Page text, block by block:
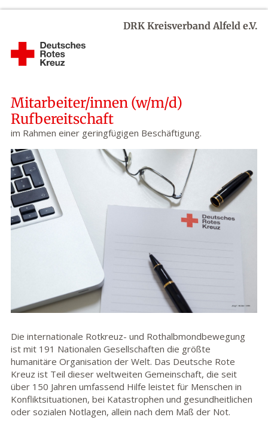
DRK Kreisverband Alfeld e.V.
Mitarbeiter/innen (w/m/d)
Rufbereitschaft
im Rahmen einer geringfügigen Beschäftigung.
Die internationale Rotkreuz- und Rothalbmondbewegung
ist mit 191 Nationalen Gesellschaften die größte
humanitäre Organisation der Welt. Das Deutsche Rote
Kreuz ist Teil dieser weltweiten Gemeinschaft, die seit
über 150 Jahren umfassend Hilfe leistet für Menschen in
Konfliktsituationen, bei Katastrophen und gesundheitlichen
oder sozialen Notlagen, allein nach dem Maß der Not.